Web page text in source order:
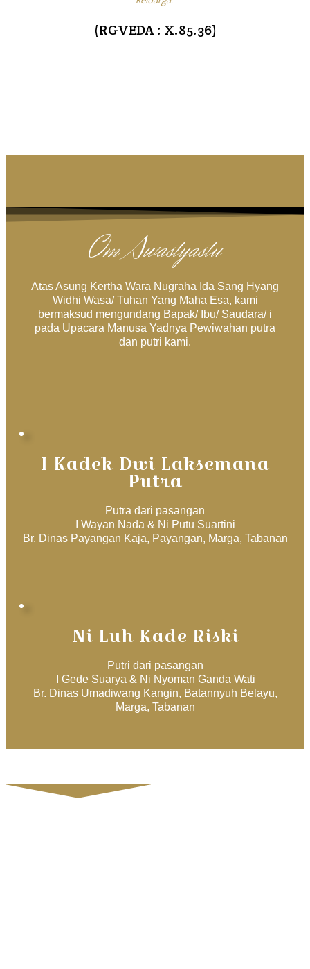
(RGVEDA : X.85.36)
Om Swastyastu
Atas Asung Kertha Wara Nugraha Ida Sang Hyang
Widhi Wasa/ Tuhan Yang Maha Esa, kami
bermaksud mengundang Bapak/ Ibu/ Saudara/ i
pada Upacara Manusa Yadnya Pewiwahan putra
dan putri kami.
I Kadek Dwi Laksemana
Putra
Putra dari pasangan
I Wayan Nada & Ni Putu Suartini
Br. Dinas Payangan Kaja, Payangan, Marga, Tabanan
Ni Luh Kade Riski
Putri dari pasangan
I Gede Suarya & Ni Nyoman Ganda Wati
Br. Dinas Umadiwang Kangin, Batannyuh Belayu,
Marga, Tabanan